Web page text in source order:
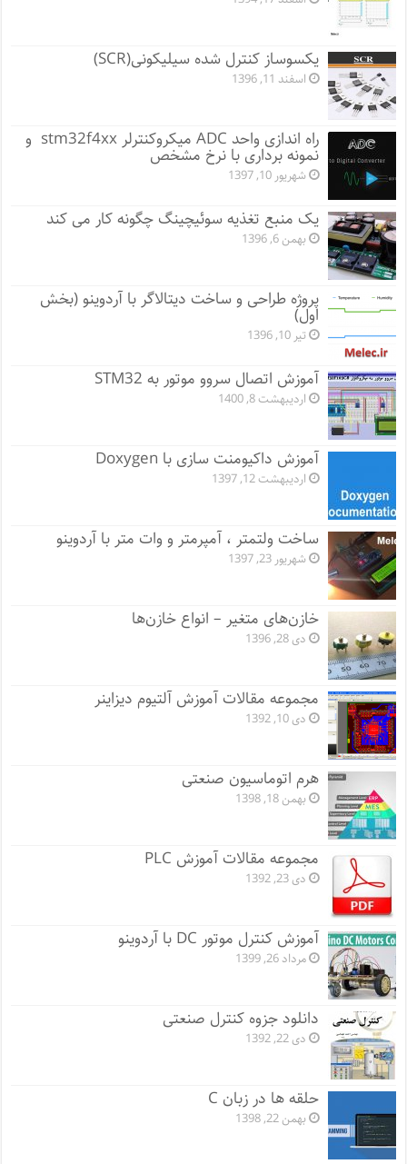
یکسوساز کنترل شده سیلیکونی(SCR)
اسفند 11, 1396
راه اندازی واحد ADC میکروکنترلر stm32f4xx و
نمونه برداری با نرخ مشخص
شهریور 10, 1397
یک منبع تغذیه سوئیچینگ چگونه کار می کند
بهمن 6, 1396
پروژه طراحی و ساخت دیتالاگر با آردوینو (بخش
اول)
تیر 10, 1396
آموزش اتصال سروو موتور به STM32
اردیبهشت 8, 1400
آموزش داکیومنت سازی با Doxygen
اردیبهشت 12, 1397
ساخت ولتمتر ، آمپرمتر و وات متر با آردوینو
شهریور 23, 1397
خازن‌های متغیر – انواع خازن‌ها
دی 28, 1396
مجموعه مقالات آموزش آلتیوم دیزاینر
دی 10, 1392
هرم اتوماسیون صنعتی
بهمن 18, 1398
مجموعه مقالات آموزش PLC
دی 23, 1392
آموزش کنترل موتور DC با آردوینو
مرداد 26, 1399
دانلود جزوه کنترل صنعتی
دی 22, 1392
حلقه ها در زبان C
بهمن 22, 1398